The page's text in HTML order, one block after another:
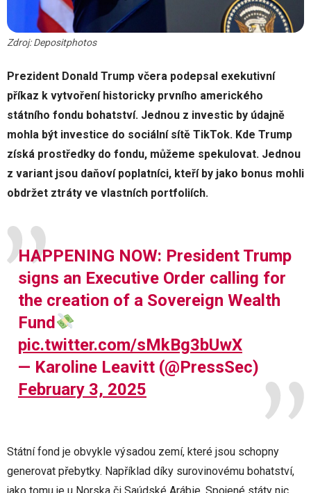
Zdroj: Depositphotos
Prezident Donald Trump včera podepsal exekutivní
příkaz k vytvoření historicky prvního amerického
státního fondu bohatství. Jednou z investic by údajně
mohla být investice do sociální sítě TikTok. Kde Trump
získá prostředky do fondu, můžeme spekulovat. Jednou
z variant jsou daňoví poplatníci, kteří by jako bonus mohli
obdržet ztráty ve vlastních portfoliích.
HAPPENING NOW: President Trump
signs an Executive Order calling for
the creation of a Sovereign Wealth
Fund
pic.twitter.com/sMkBg3bUwX
— Karoline Leavitt (@PressSec)
February 3, 2025
Státní fond je obvykle výsadou zemí, které jsou schopny
generovat přebytky. Například díky surovinovému bohatství,
jako tomu je u Norska či Saúdské Arábie. Spojené státy nic